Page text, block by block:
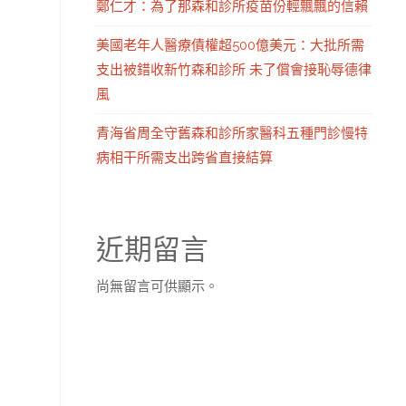
鄭仁才：為了那森和診所疫苗份輕飄飄的信賴
美國老年人醫療債權超500億美元：大批所需
支出被錯收新竹森和診所 未了償會接恥辱德律
風
青海省周全守舊森和診所家醫科五種門診慢特
病相干所需支出跨省直接結算
近期留言
尚無留言可供顯示。